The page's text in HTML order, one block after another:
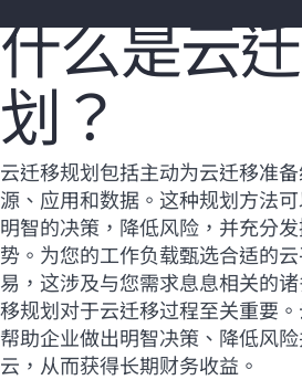
您的购物车目
立即购买
什么是云
划？
云迁移规划包括主动为云迁移准
源、应用和数据。这种规划方法
明智的决策，降低风险，并充分
势。为您的工作负载甄选合适的
易，这涉及与您需求息息相关的
移规划对于云迁移过程至关重要
帮助企业做出明智决策、降低风
云，从而获得长期财务收益。